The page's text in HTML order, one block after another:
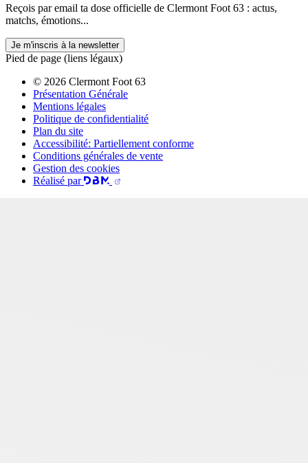
Reçois par email ta dose officielle de Clermont Foot 63 : actus,
matchs, émotions...
Je m'inscris à la newsletter
Pied de page (liens légaux)
© 2026 Clermont Foot 63
Présentation Générale
Mentions légales
Politique de confidentialité
Plan du site
Accessibilité: Partiellement conforme
Conditions générales de vente
Gestion des cookies
Réalisé par